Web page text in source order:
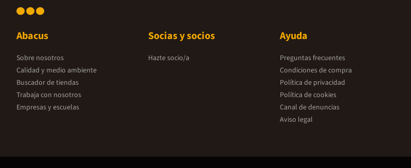
Abacus
Sobre nosotros
Calidad y medio ambiente
Buscador de tiendas
Trabaja con nosotros
Empresas y escuelas
Socias y socios
Hazte socio/a
Ayuda
Preguntas frecuentes
Condiciones de compra
Política de privacidad
Política de cookies
Canal de denuncias
Aviso legal